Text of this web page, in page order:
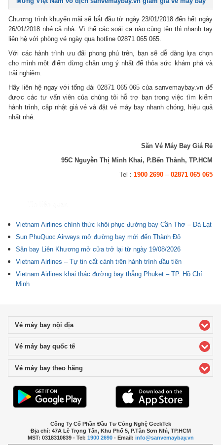
Chương trình khuyến mãi sẽ bắt đầu từ ngày 23/01/2018 đến hết ngày
26/01/2018 nhé cả nhà. Vì thế các soái ca nào cùng tên thì nhanh tay
liên hệ với phòng vé ngày qua hotline 02871 065 065.
Với các hành trình ưu đãi phong phú trên, bạn sẽ dễ dàng lựa chọn
cho mình một điểm dừng chân ưng ý nhất để thỏa sức khám phá và
trải nghiệm.
Hãy liên hệ ngay với tổng đài 02871 065 065 của sanvemaybay.vn để
được các tư vấn viên của chúng tôi hỗ trợ bạn trong việc tìm kiếm
hành trình, cập nhật giá vé và đặt vé máy bay nhanh chóng, hiệu quả
nhất nhé.
Săn Vé Máy Bay Giá Rẻ
95C Nguyễn Thị Minh Khai, P.Bến Thành, TP.HCM
Tel : 1900 2690– 02871 065 065
Vietnam Airlines chính thức khôi phục đường bay Cần Thơ – Đà Lạt
Sun PhuQuoc Airways mở đường bay mới đến Thành Đô
Sân bay Liên Khương mở cửa trở lại từ ngày 19/08/2026
Vietnam Airlines – Tự tin cất cánh trên hành trình đầu tiên
Vietnam Airlines khai thác đường bay thẳng Phuket – TP. Hồ Chí
Minh
Vé máy bay nội địaclick to expand contents
Vé máy bay quốc tếclick to expand contents
Vé máy bay theo hãng
Công Ty Cổ Phần Đầu Tư Công Nghệ GeekTek
Địa chỉ: 47A Lê Trọng Tấn, Khu Phố 5, P.Tân Sơn Nhì, TP.HCM
MST: 0318310839 - Tel: 1900 2690- Email: info@sanvemaybay.vn